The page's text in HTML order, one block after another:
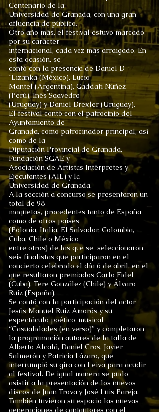
Centenario de la
Universidad de Granada, con una gran
afluencia de público.
Otro año más, el festival estuvo marcado
por su carácter
internacional, cada vez más arraigado. En
esta ocasión, se
contó con la presencia de Daniel D
´Lizanka (México), Lucio
Mantel (Argentina), Gaddafi Núñez
(Perú), Inés Saavedra
(Uruguay) y Daniel Drexler (Uruguay).
El festival contó con el patrocinio del
Ayuntamiento de
Granada, como patrocinador principal, así
como de la
Diputación Provincial de Granada,
Fundación SGAE y
Asociación de Artistas Intérpretes y
Ejecutantes (AIE) y la
Universidad de Granada.
A la sección a concurso se presentaron un
total de 98
maquetas, procedentes tanto de España
como de otros países
(Polonia, Italia, El Salvador, Colombia,
Cuba, Chile o México,
entre otros) de las que se seleccionaron
seis finalistas que participaron en el
concierto celebrado el día 6 de abril, en el
que resultaron premiados Carlo Fidel
(Cuba), Tere González (Chile) y Álvaro
Ruiz (España).
Se contó con la participación del actor
Jesús Manuel Ruiz Amorós y su
espectáculo poético-musical
“Casualidades (en verso)” y completaron
la programación autores de la talla de
Alberto Alcalá, Daniel Cros, Javier
Salmerón y Patricia Lázaro, que
interrumpió su gira con Leiva para acudir
al festival. De igual manera se pudo
asistir a la presentación de los nuevos
discos de Juan Trova y José Luis Pareja.
También tuvieron su espacio las nuevas
generaciones de cantautores con el